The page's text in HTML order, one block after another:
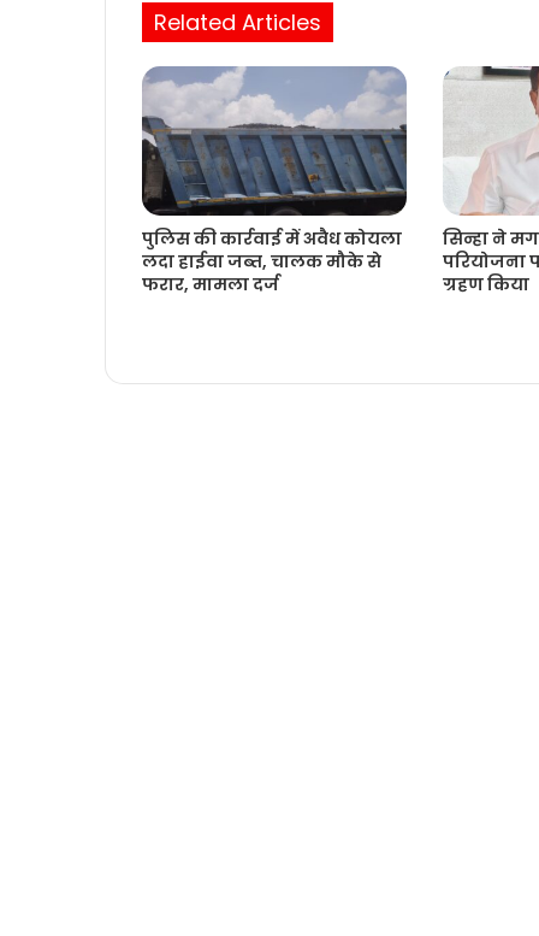
Related Articles
पुलिस की कार्रवाई में अवैध कोयला
लदा हाईवा जब्त, चालक मौके से
फरार, मामला दर्ज
सिन्हा ने
परियोजना
ग्रहण किया